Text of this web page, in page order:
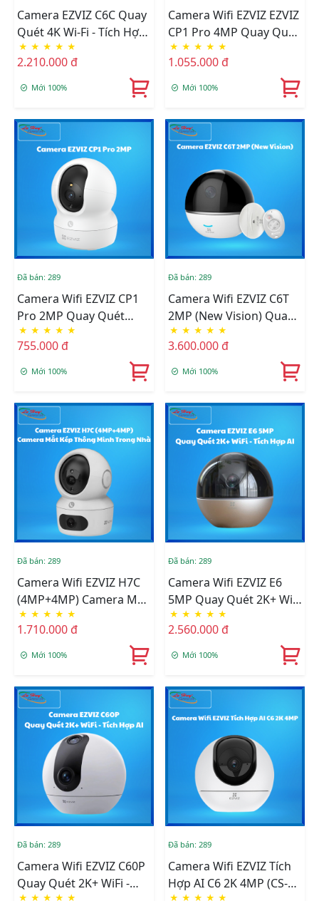
Camera EZVIZ C6C Quay
Quét 4K Wi-Fi - Tích Hợp
AI (CS-C6c-R100-8G8WF)
★ ★ ★ ★ ★
2.210.000 đ
Mới 100%
Camera Wifi EZVIZ EZVIZ
CP1 Pro 4MP Quay Quét
Thông Minh (CS-CP1-
R105-1J4WF)
★ ★ ★ ★ ★
1.055.000 đ
Mới 100%
Đã bán: 289
Camera Wifi EZVIZ CP1
Pro 2MP Quay Quét
Thông Minh (CS-CP1-
R105-1L2WF)
★ ★ ★ ★ ★
755.000 đ
Mới 100%
Đã bán: 289
Camera Wifi EZVIZ C6T
2MP (New Vision) Quay
Quét Đa Năng - Hỗ Trợ
Theo Dõi Chuyển Động
Thông Minh (CS-CV248-
★ ★ ★ ★ ★
3.600.000 đ
Mới 100%
Đã bán: 289
Camera Wifi EZVIZ H7C
(4MP+4MP) Camera Mắt
Kép Thông Minh Trong
Nhà (CS-H7c-R100-
8G44WF)
★ ★ ★ ★ ★
1.710.000 đ
Mới 100%
Đã bán: 289
Camera Wifi EZVIZ E6
5MP Quay Quét 2K+ WiFi
- Tích Hợp AI (CS-E6-
R100-8C5W2F)
★ ★ ★ ★ ★
2.560.000 đ
Mới 100%
Đã bán: 289
Camera Wifi EZVIZ C60P
Quay Quét 2K+ WiFi -
★ ★ ★ ★ ★
Đã bán: 289
Camera Wifi EZVIZ Tích
Hợp AI C6 2K 4MP (CS-
★ ★ ★ ★ ★